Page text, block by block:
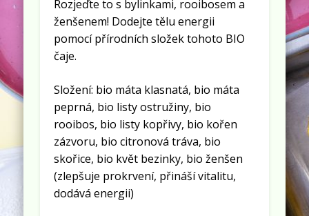
Rozjeďte to s bylinkami, rooibosem a
ženšenem! Dodejte tělu energii
pomocí přírodních složek tohoto BIO
čaje.
Složení: bio máta klasnatá, bio máta
peprná, bio listy ostružiny, bio
rooibos, bio listy kopřivy, bio kořen
zázvoru, bio citronová tráva, bio
skořice, bio květ bezinky, bio ženšen
(zlepšuje prokrvení, přináší vitalitu,
dodává energii)